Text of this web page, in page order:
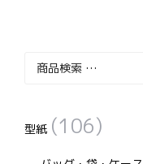
象:
型紙 (106)